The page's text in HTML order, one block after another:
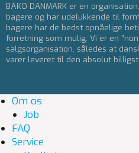
BÄKO DANMARK er en
bagere og har udelukkende til
bagere har de bedst opnåelige
forretning som mulig. Vi er en
salgsorganisation, således at
varer leveret til den absolut
Om os
Job
FAQ
Service